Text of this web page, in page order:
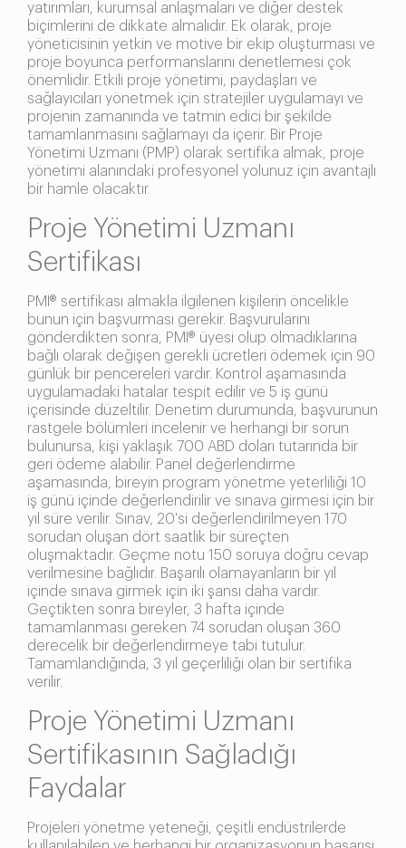
yatırımları, kurumsal anlaşmaları ve diğer destek
biçimlerini de dikkate almalıdır. Ek olarak, proje
yöneticisinin yetkin ve motive bir ekip oluşturması ve
proje boyunca performanslarını denetlemesi çok
önemlidir. Etkili proje yönetimi, paydaşları ve
sağlayıcıları yönetmek için stratejiler uygulamayı ve
projenin zamanında ve tatmin edici bir şekilde
tamamlanmasını sağlamayı da içerir. Bir Proje
Yönetimi Uzmanı (PMP) olarak sertifika almak, proje
yönetimi alanındaki profesyonel yolunuz için avantajlı
bir hamle olacaktır.
Proje Yönetimi Uzmanı
Sertifikası
PMI® sertifikası almakla ilgilenen kişilerin öncelikle
bunun için başvurması gerekir. Başvurularını
gönderdikten sonra, PMI® üyesi olup olmadıklarına
bağlı olarak değişen gerekli ücretleri ödemek için 90
günlük bir pencereleri vardır. Kontrol aşamasında
uygulamadaki hatalar tespit edilir ve 5 iş günü
içerisinde düzeltilir. Denetim durumunda, başvurunun
rastgele bölümleri incelenir ve herhangi bir sorun
bulunursa, kişi yaklaşık 700 ABD doları tutarında bir
geri ödeme alabilir. Panel değerlendirme
aşamasında, bireyin program yönetme yeterliliği 10
iş günü içinde değerlendirilir ve sınava girmesi için bir
yıl süre verilir. Sınav, 20'si değerlendirilmeyen 170
sorudan oluşan dört saatlik bir süreçten
oluşmaktadır. Geçme notu 150 soruya doğru cevap
verilmesine bağlıdır. Başarılı olamayanların bir yıl
içinde sınava girmek için iki şansı daha vardır.
Geçtikten sonra bireyler, 3 hafta içinde
tamamlanması gereken 74 sorudan oluşan 360
derecelik bir değerlendirmeye tabi tutulur.
Tamamlandığında, 3 yıl geçerliliği olan bir sertifika
verilir.
Proje Yönetimi Uzmanı
Sertifikasının Sağladığı
Faydalar
Projeleri yönetme yeteneği, çeşitli endüstrilerde